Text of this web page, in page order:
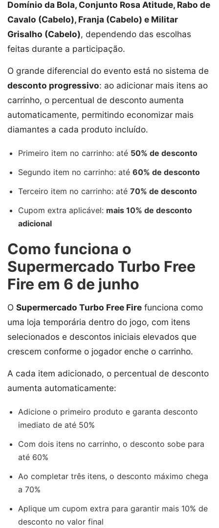
Domínio da Bola, Conjunto Rosa Atitude, Rabo de
Cavalo (Cabelo), Franja (Cabelo) e Militar
Grisalho (Cabelo), dependendo das escolhas
feitas durante a participação.
O grande diferencial do evento está no sistema de
desconto progressivo: ao adicionar mais itens ao
carrinho, o percentual de desconto aumenta
automaticamente, permitindo economizar mais
diamantes a cada produto incluído.
Primeiro item no carrinho: até 50% de desconto
Segundo item no carrinho: até 60% de desconto
Terceiro item no carrinho: até 70% de desconto
Cupom extra aplicável: mais 10% de desconto
adicional
Como funciona o
Supermercado Turbo Free
Fire em 6 de junho
O Supermercado Turbo Free Fire funciona como
uma loja temporária dentro do jogo, com itens
selecionados e descontos iniciais elevados que
crescem conforme o jogador enche o carrinho.
A cada item adicionado, o percentual de desconto
aumenta automaticamente:
Adicione o primeiro produto e garanta desconto
imediato de até 50%
Com dois itens no carrinho, o desconto sobe para
até 60%
Ao completar três itens, o desconto máximo chega
a 70%
Aplique um cupom extra para garantir mais 10% de
desconto no valor final